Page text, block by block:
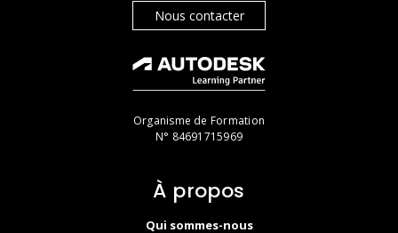
Nous contacter
Organisme de Formation
N° 84691715969
À propos
Qui sommes-nous